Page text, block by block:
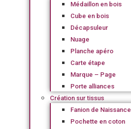
Médaillon en bois
Cube en bois
Décapsuleur
Nuage
Planche apéro
Carte étape
Marque – Page
Porte alliances
Création sur tissus
Fanion de Naissance
Pochette en coton